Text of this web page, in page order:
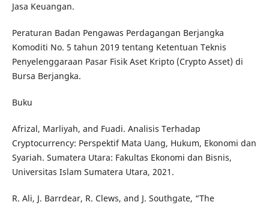
Jasa Keuangan.
Peraturan Badan Pengawas Perdagangan Berjangka
Komoditi No. 5 tahun 2019 tentang Ketentuan Teknis
Penyelenggaraan Pasar Fisik Aset Kripto (Crypto Asset) di
Bursa Berjangka.
Buku
Afrizal, Marliyah, and Fuadi. Analisis Terhadap
Cryptocurrency: Perspektif Mata Uang, Hukum, Ekonomi dan
Syariah. Sumatera Utara: Fakultas Ekonomi dan Bisnis,
Universitas Islam Sumatera Utara, 2021.
R. Ali, J. Barrdear, R. Clews, and J. Southgate, “The